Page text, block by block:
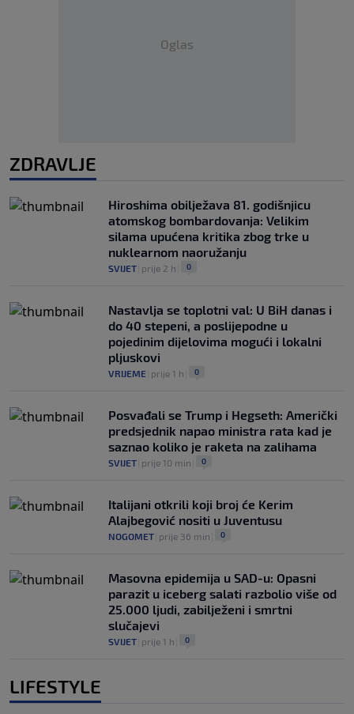
Oglas
ZDRAVLJE
Hiroshima obilježava 81. godišnjicu
atomskog bombardovanja: Velikim
silama upućena kritika zbog trke u
nuklearnom naoružanju
SVIJET prije 2 h 0
Nastavlja se toplotni val: U BiH danas i
do 40 stepeni, a poslijepodne u
pojedinim dijelovima mogući i lokalni
pljuskovi
VRIJEME prije 1 h 0
Posvađali se Trump i Hegseth: Američki
predsjednik napao ministra rata kad je
saznao koliko je raketa na zalihama
SVIJET prije 10 min 0
Italijani otkrili koji broj će Kerim
Alajbegović nositi u Juventusu
NOGOMET prije 36 min 0
Masovna epidemija u SAD-u: Opasni
parazit u iceberg salati razbolio više od
25.000 ljudi, zabilježeni i smrtni
slučajevi
SVIJET prije 1 h 0
LIFESTYLE